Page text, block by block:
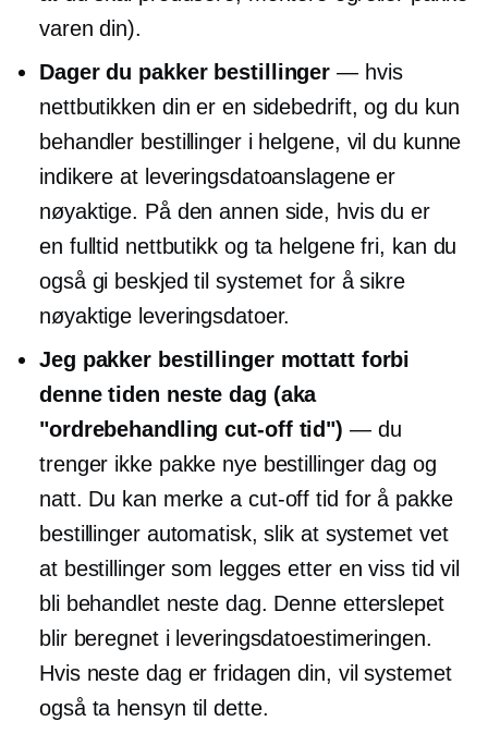
varen din).
Dager du pakker bestillinger — hvis
nettbutikken din er en sidebedrift, og du kun
behandler bestillinger i helgene, vil du kunne
indikere at leveringsdatoanslagene er
nøyaktige. På den annen side, hvis du er
en fulltid nettbutikk og ta helgene fri, kan du
også gi beskjed til systemet for å sikre
nøyaktige leveringsdatoer.
Jeg pakker bestillinger mottatt forbi
denne tiden neste dag (aka
"ordrebehandling cut-offtid") — du
trenger ikke pakke nye bestillinger dag og
natt. Du kan merke a cut-off tid for å pakke
bestillinger automatisk, slik at systemet vet
at bestillinger som legges etter en viss tid vil
bli behandlet neste dag. Denne etterslepet
blir beregnet i leveringsdatoestimeringen.
Hvis neste dag er fridagen din, vil systemet
også ta hensyn til dette.